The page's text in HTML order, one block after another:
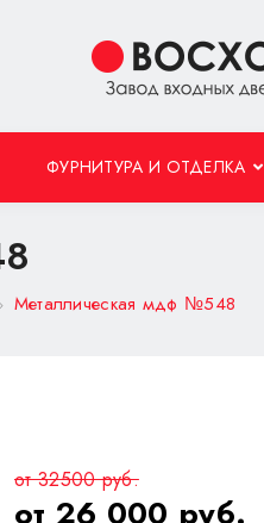
ФУРНИТУРА И ОТДЕЛКА
Металлическая мдф №548
от 32500 руб.
от 26 000 руб.